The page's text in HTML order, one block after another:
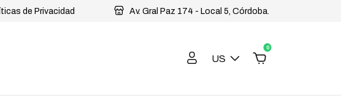
de Privacidad Av. Gral Paz 174 - Local 5, Córdoba.
US
0